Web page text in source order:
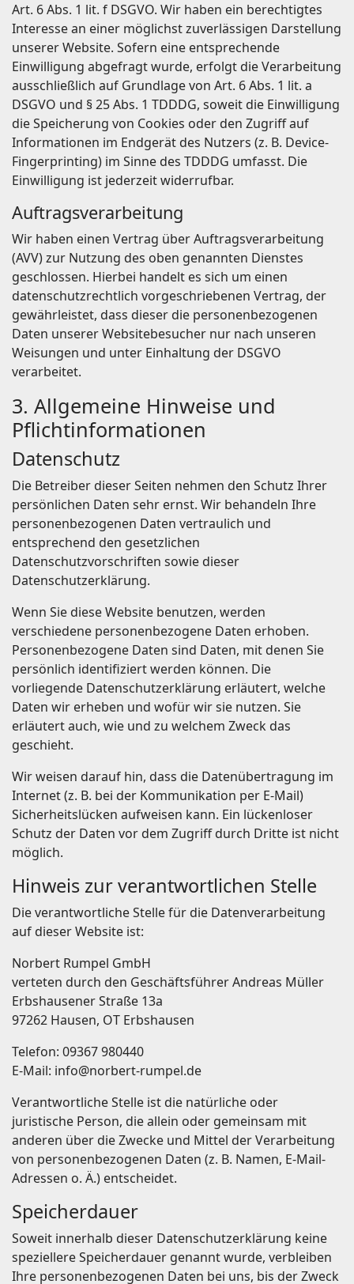
Art. 6 Abs. 1 lit. f DSGVO. Wir haben ein berechtigtes
Interesse an einer möglichst zuverlässigen Darstellung
unserer Website. Sofern eine entsprechende
Einwilligung abgefragt wurde, erfolgt die Verarbeitung
ausschließlich auf Grundlage von Art. 6 Abs. 1 lit. a
DSGVO und § 25 Abs. 1 TDDDG, soweit die Einwilligung
die Speicherung von Cookies oder den Zugriff auf
Informationen im Endgerät des Nutzers (z. B. Device-
Fingerprinting) im Sinne des TDDDG umfasst. Die
Einwilligung ist jederzeit widerrufbar.
Auftragsverarbeitung
Wir haben einen Vertrag über Auftragsverarbeitung
(AVV) zur Nutzung des oben genannten Dienstes
geschlossen. Hierbei handelt es sich um einen
datenschutzrechtlich vorgeschriebenen Vertrag, der
gewährleistet, dass dieser die personenbezogenen
Daten unserer Websitebesucher nur nach unseren
Weisungen und unter Einhaltung der DSGVO
verarbeitet.
3. Allgemeine Hinweise und
Pflicht­informationen
Datenschutz
Die Betreiber dieser Seiten nehmen den Schutz Ihrer
persönlichen Daten sehr ernst. Wir behandeln Ihre
personenbezogenen Daten vertraulich und
entsprechend den gesetzlichen
Datenschutzvorschriften sowie dieser
Datenschutzerklärung.
Wenn Sie diese Website benutzen, werden
verschiedene personenbezogene Daten erhoben.
Personenbezogene Daten sind Daten, mit denen Sie
persönlich identifiziert werden können. Die
vorliegende Datenschutzerklärung erläutert, welche
Daten wir erheben und wofür wir sie nutzen. Sie
erläutert auch, wie und zu welchem Zweck das
geschieht.
Wir weisen darauf hin, dass die Datenübertragung im
Internet (z. B. bei der Kommunikation per E-Mail)
Sicherheitslücken aufweisen kann. Ein lückenloser
Schutz der Daten vor dem Zugriff durch Dritte ist nicht
möglich.
Hinweis zur verantwortlichen Stelle
Die verantwortliche Stelle für die Datenverarbeitung
auf dieser Website ist:
Norbert Rumpel GmbH
verteten durch den Geschäftsführer Andreas Müller
Erbshausener Straße 13a
97262 Hausen, OT Erbshausen
Telefon: 09367 980440
E-Mail: info@norbert-rumpel.de
Verantwortliche Stelle ist die natürliche oder
juristische Person, die allein oder gemeinsam mit
anderen über die Zwecke und Mittel der Verarbeitung
von personenbezogenen Daten (z. B. Namen, E-Mail-
Adressen o. Ä.) entscheidet.
Speicherdauer
Soweit innerhalb dieser Datenschutzerklärung keine
speziellere Speicherdauer genannt wurde, verbleiben
Ihre personenbezogenen Daten bei uns, bis der Zweck